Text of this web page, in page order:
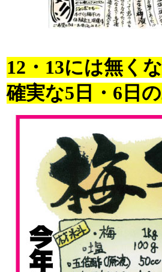
12・13には無く
確実な5日・6日